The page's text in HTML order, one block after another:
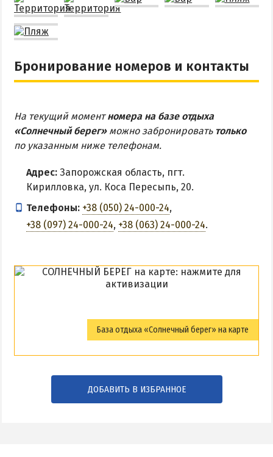
Бронирование номеров и контакты
На текущий моментномера на базе отдыха
«Солнечный берег»можно забронировать только
по указанным ниже телефонам.
Адрес: Запорожская область, пгт.
Кирилловка, ул. Коса Пересыпь, 20.
Телефоны: +38 (050) 24-000-24,
+38 (097) 24-000-24, +38 (063) 24-000-24.
База отдыха «Солнечный берег» на карте
ДОБАВИТЬ В ИЗБРАННОЕ